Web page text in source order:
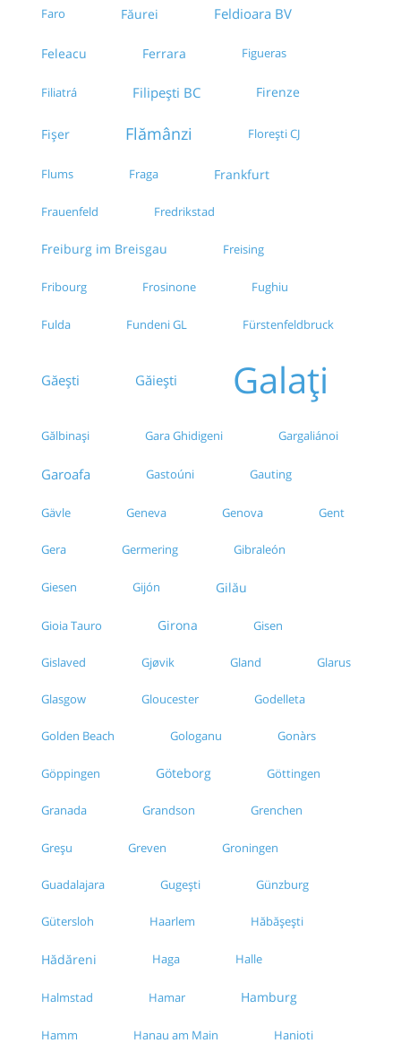
Faro Făurei Feldioara BV
Feleacu Ferrara Figueras
Filiatrá Filipești BC Firenze
Fișer Flămânzi Florești CJ
Flums Fraga Frankfurt
Frauenfeld Fredrikstad
Freiburg im Breisgau Freising
Fribourg Frosinone Fughiu
Fulda Fundeni GL Fürstenfeldbruck
Găești Găieşti Galați
Gălbinași Gara Ghidigeni Gargaliánoi
Garoafa Gastoúni Gauting
Gävle Geneva Genova Gent
Gera Germering Gibraleón
Giesen Gijón Gilău
Gioia Tauro Girona Gisen
Gislaved Gjøvik Gland Glarus
Glasgow Gloucester Godelleta
Golden Beach Gologanu Gonàrs
Göppingen Göteborg Göttingen
Granada Grandson Grenchen
Greșu Greven Groningen
Guadalajara Gugești Günzburg
Gütersloh Haarlem Hăbășești
Hădăreni Haga Halle
Halmstad Hamar Hamburg
Hamm Hanau am Main Hanioti